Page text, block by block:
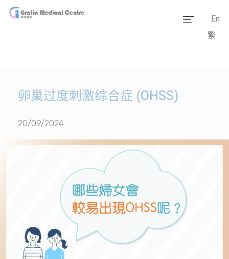
服务范畴
传媒报道
医疗设备
En
繁
卵巢过度刺激综合症 (OHSS)
20/09/2024